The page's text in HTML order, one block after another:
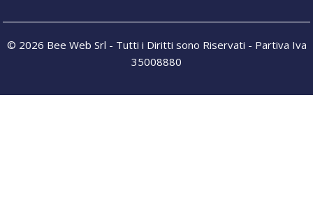
© 2026 Bee Web Srl - Tutti i Diritti sono Riservati - Partiva Iva
35008880